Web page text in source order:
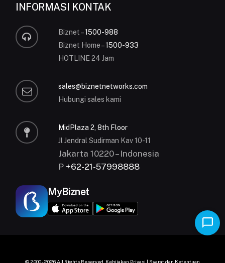
INFORMASI KONTAK
Biznet –1500-988
Biznet Home –1500-933
HOTLINE 24 Jam
sales@biznetnetworks.com
Hubungi sales kami
MidPlaza 2, 8th Floor
Jl Jendral Sudirman Kav 10-11
Jakarta 10220 – Indonesia
P +62-21-57998888
MyBiznet
© 2000 - 2026 All Rights Reserved. Kebijakan Privasi | Syarat dan Ketentuan